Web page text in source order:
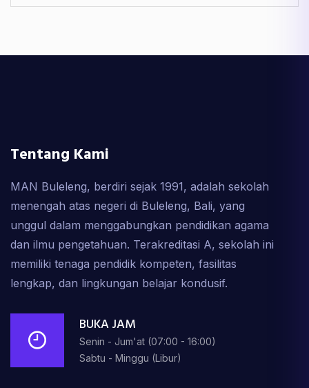
Tentang Kami
MAN Buleleng, berdiri sejak 1991, adalah sekolah
menengah atas negeri di Buleleng, Bali, yang
unggul dalam menggabungkan pendidikan agama
dan ilmu pengetahuan. Terakreditasi A, sekolah ini
memiliki tenaga pendidik kompeten, fasilitas
lengkap, dan lingkungan belajar kondusif.
BUKA JAM
Senin - Jum'at (07:00 - 16:00)
Sabtu - Minggu (Libur)